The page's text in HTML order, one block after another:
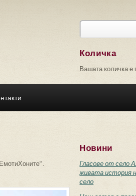
Търси
Количка
Вашата количка е
Новини
Гласове от село
живата история
село